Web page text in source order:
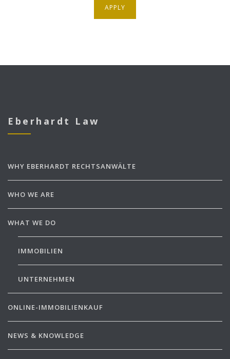
APPLY
Eberhardt Law
WHY EBERHARDT RECHTSANWÄLTE
WHO WE ARE
WHAT WE DO
IMMOBILIEN
UNTERNEHMEN
ONLINE-IMMOBILIENKAUF
NEWS & KNOWLEDGE